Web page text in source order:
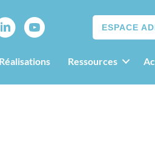
ESPACE
Réalisations Ressources